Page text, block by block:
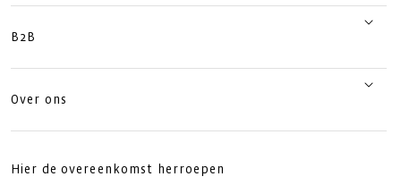
B2B
Over ons
Hier de overeenkomst herroepen